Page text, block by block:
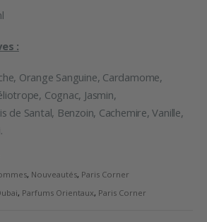
:
Orange Sanguine, Cardamome,
Cognac, Jasmin,
de Santal, Benzoin, Cachemire, Vanille,
, Nouveautés, Paris Corner
, Parfums Orientaux, Paris Corner